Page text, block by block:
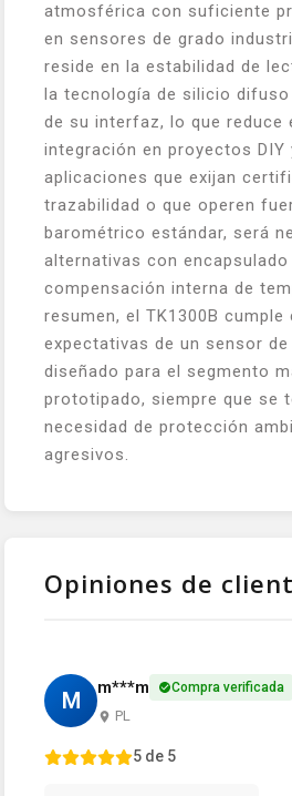
atmosférica con suficiente
en sensores de grado
reside en la estabilidad de
la tecnología de silicio
de su interfaz, lo que reduce
integración en proyectos DIY
aplicaciones que exijan
trazabilidad o que operen
barométrico estándar, será
alternativas con
compensación interna de
resumen, el TK1300B cumple
expectativas de un sensor
diseñado para el segmento
prototipado, siempre que se
necesidad de protección
agresivos.
Opiniones de
M m***m Compra verificada
PL
5 de 5